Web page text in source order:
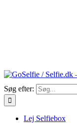
Søg efter:
Lej Selfiebox